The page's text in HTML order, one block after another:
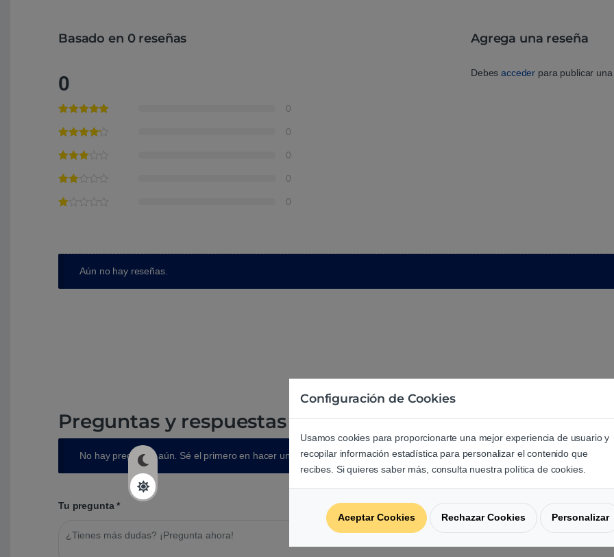
Basado en 0 reseñas
0
0
0
0
0
0
Agrega una reseña
Debesacceder para publicar
Aún no hay reseñas.
Preguntas y respuestas de los usuarios sobre este
No hay preguntas aún. Sé el primero en hacer una pregunta acerca de este producto.
Tu pregunta*
Configuración de Cookies
Usamos cookies para proporcionarte una mejor experiencia de usuario y
recopilar información estadística para personalizar el contenido que
recibes. Si quieres saber más, consulta nuestra política de cookies.
Aceptar Cookies Rechazar Cookies Personalizar